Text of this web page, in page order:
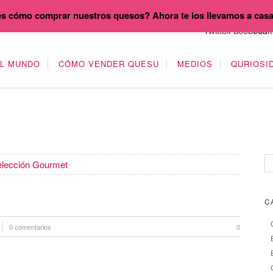
MUNDO CÓMO VENDER QUESU MEDIOS
Gourmet
0 comentarios 0
cómo comprar nuestros quesos? Ahora te los llevamos a casa